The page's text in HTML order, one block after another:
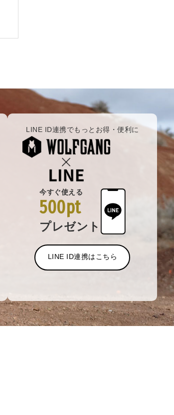
LINE ID連携でもっとお得・便利に
今すぐ使える
500pt
プレゼント
LINE ID連携はこちら